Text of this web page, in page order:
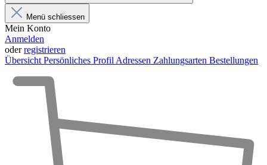
Menü schliessen
Mein Konto
Anmelden
oderregistrieren
Übersicht Persönliches Profil Adressen Zahlungsarten Bestellungen